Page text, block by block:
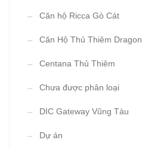
Căn hộ Ricca Gò Cát
Căn Hộ Thủ Thiêm Dragon
Centana Thủ Thiêm
Chưa được phân loại
DIC Gateway Vũng Tàu
Dự án